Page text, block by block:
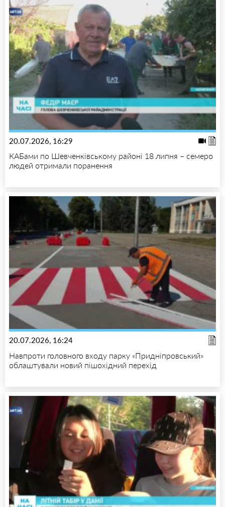
20.07.2026, 16:29
КАБами по Шевченківському районі 18 липня – семеро
людей отримали поранення
20.07.2026, 16:24
Навпроти головного входу парку «Придніпровський»
облаштували новий пішохідний перехід